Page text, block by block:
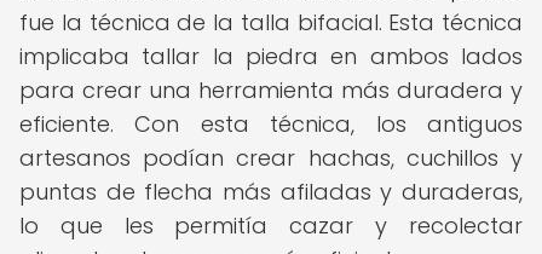
fue la técnica de la talla bifacial. Esta técnica
implicaba tallar la piedra en ambos lados
para crear una herramienta más duradera y
eficiente. Con esta técnica, los antiguos
artesanos podían crear hachas, cuchillos y
puntas de flecha más afiladas y duraderas,
lo que les permitía cazar y recolectar